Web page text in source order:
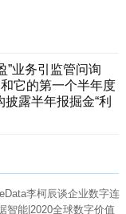
”业务引监管问询
它的第一个半年度
露半年报掘金“利